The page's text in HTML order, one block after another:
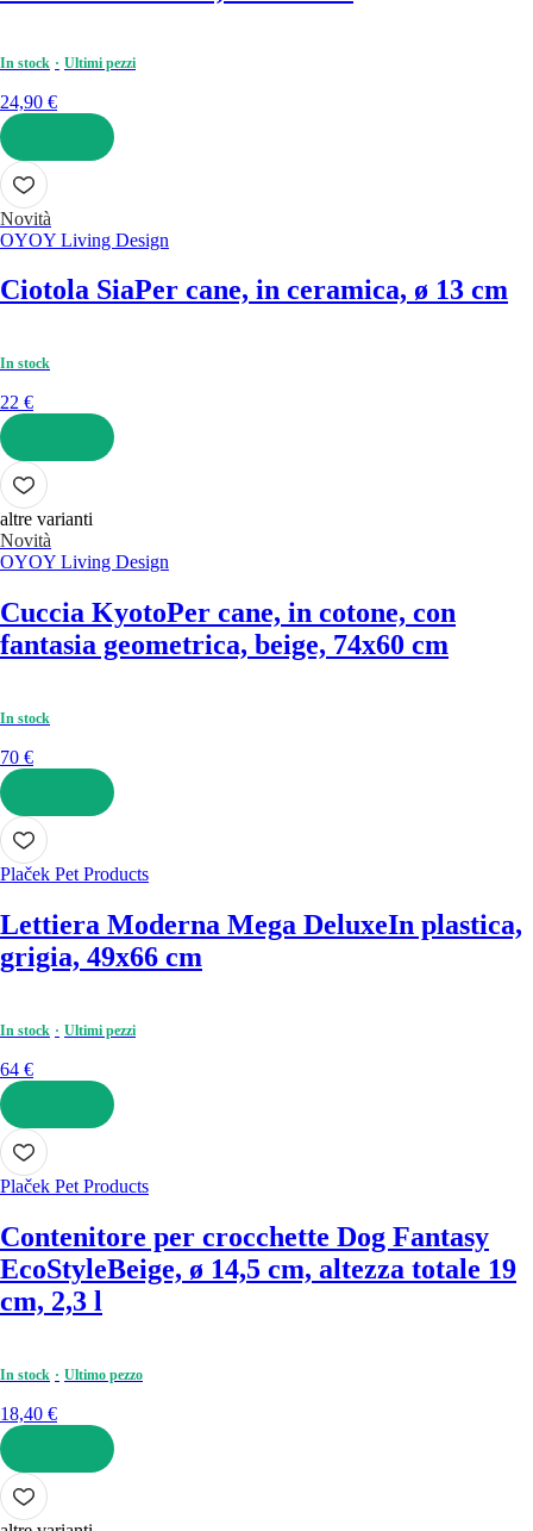
In stock Ultimi pezzi
24,90 €
AGGIUNGI
Novità
OYOY Living Design
Ciotola SiaPer cane, in ceramica, ø 13 cm
In stock
22 €
AGGIUNGI
altre varianti
Novità
OYOY Living Design
Cuccia KyotoPer cane, in cotone, con
fantasia geometrica, beige, 74x60 cm
In stock
70 €
AGGIUNGI
Plaček Pet Products
Lettiera Moderna Mega DeluxeIn plastica,
grigia, 49x66 cm
In stock Ultimi pezzi
64 €
AGGIUNGI
Plaček Pet Products
Contenitore per crocchette Dog Fantasy
EcoStyleBeige, ø 14,5 cm, altezza totale 19
cm, 2,3 l
In stock Ultimo pezzo
18,40 €
AGGIUNGI